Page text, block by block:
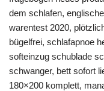
dem schlafen,
warentest 2020,
bügelfrei, schlafapnoe
softeinzug schublade
schwanger, bett sofort
180×200 komplett,